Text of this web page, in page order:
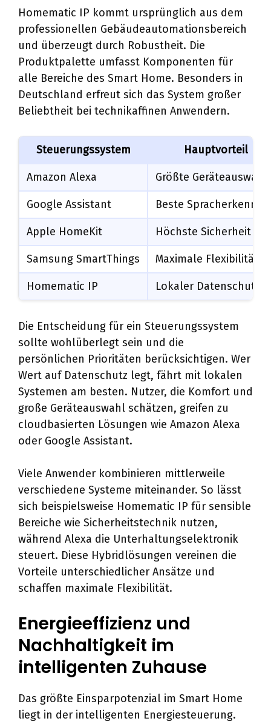
Homematic IP kommt ursprünglich aus dem
professionellen Gebäudeautomationsbereich
und überzeugt durch Robustheit. Die
Produktpalette umfasst Komponenten für
alle Bereiche des Smart Home. Besonders in
Deutschland erfreut sich das System großer
Beliebtheit bei technikaffinen Anwendern.
Steuerungssystem Hauptvorteil
Amazon Alexa Größte Geräteauswahl
Google Assistant Beste
Apple HomeKit Höchste Sicherheit
Samsung SmartThings Maximale Flexibilität
Homematic IP Lokaler Datenschutz
Die Entscheidung für ein Steuerungssystem
sollte wohlüberlegt sein und die
persönlichen Prioritäten berücksichtigen. Wer
Wert auf Datenschutz legt, fährt mit lokalen
Systemen am besten. Nutzer, die Komfort und
große Geräteauswahl schätzen, greifen zu
cloudbasierten Lösungen wie Amazon Alexa
oder Google Assistant.
Viele Anwender kombinieren mittlerweile
verschiedene Systeme miteinander. So lässt
sich beispielsweise Homematic IP für sensible
Bereiche wie Sicherheitstechnik nutzen,
während Alexa die Unterhaltungselektronik
steuert. Diese Hybridlösungen vereinen die
Vorteile unterschiedlicher Ansätze und
schaffen maximale Flexibilität.
Energieeffizienz und
Nachhaltigkeit im
intelligenten Zuhause
Das größte Einsparpotenzial im Smart Home
liegt in der intelligenten Energiesteuerung.